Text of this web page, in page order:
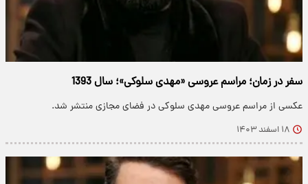
سفر در زمان؛ مراسم عروسی «مهدی سلوکی»؛ سال 1393
عکسی از مراسم عروسی مهدی سلوکی در فضای مجازی منتشر شد.
۱۸ اسفند ۱۴۰۳